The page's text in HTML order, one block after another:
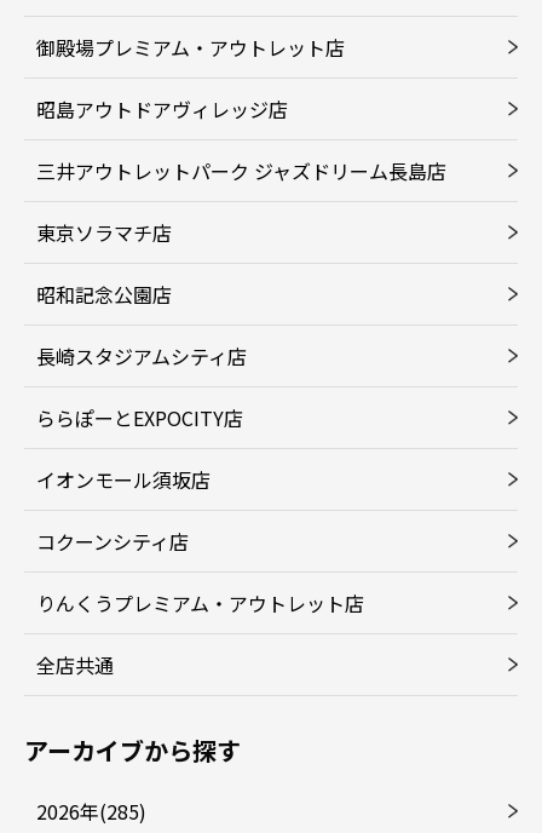
御殿場プレミアム・アウトレット店
昭島アウトドアヴィレッジ店
三井アウトレットパーク ジャズドリーム長島店
東京ソラマチ店
昭和記念公園店
長崎スタジアムシティ店
ららぽーとEXPOCITY店
イオンモール須坂店
コクーンシティ店
りんくうプレミアム・アウトレット店
全店共通
アーカイブから探す
2026年(285)